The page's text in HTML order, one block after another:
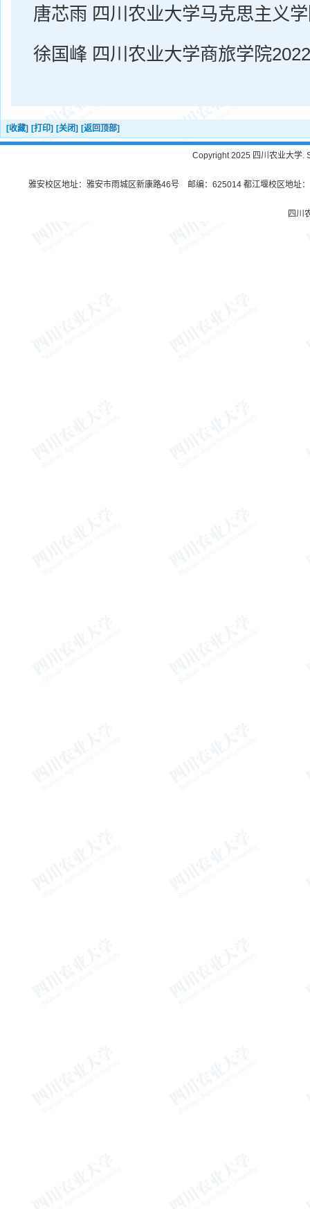
唐芯雨 四川农业大学马克思主义
徐国峰 四川农业大学商旅学院
[收藏] [打印] [关闭] [返回顶部]
Copyright 2025 四川农业大学.
雅安校区地址：雅安市雨城区新康路46号 邮编：625014 都江堰校区地址
四川